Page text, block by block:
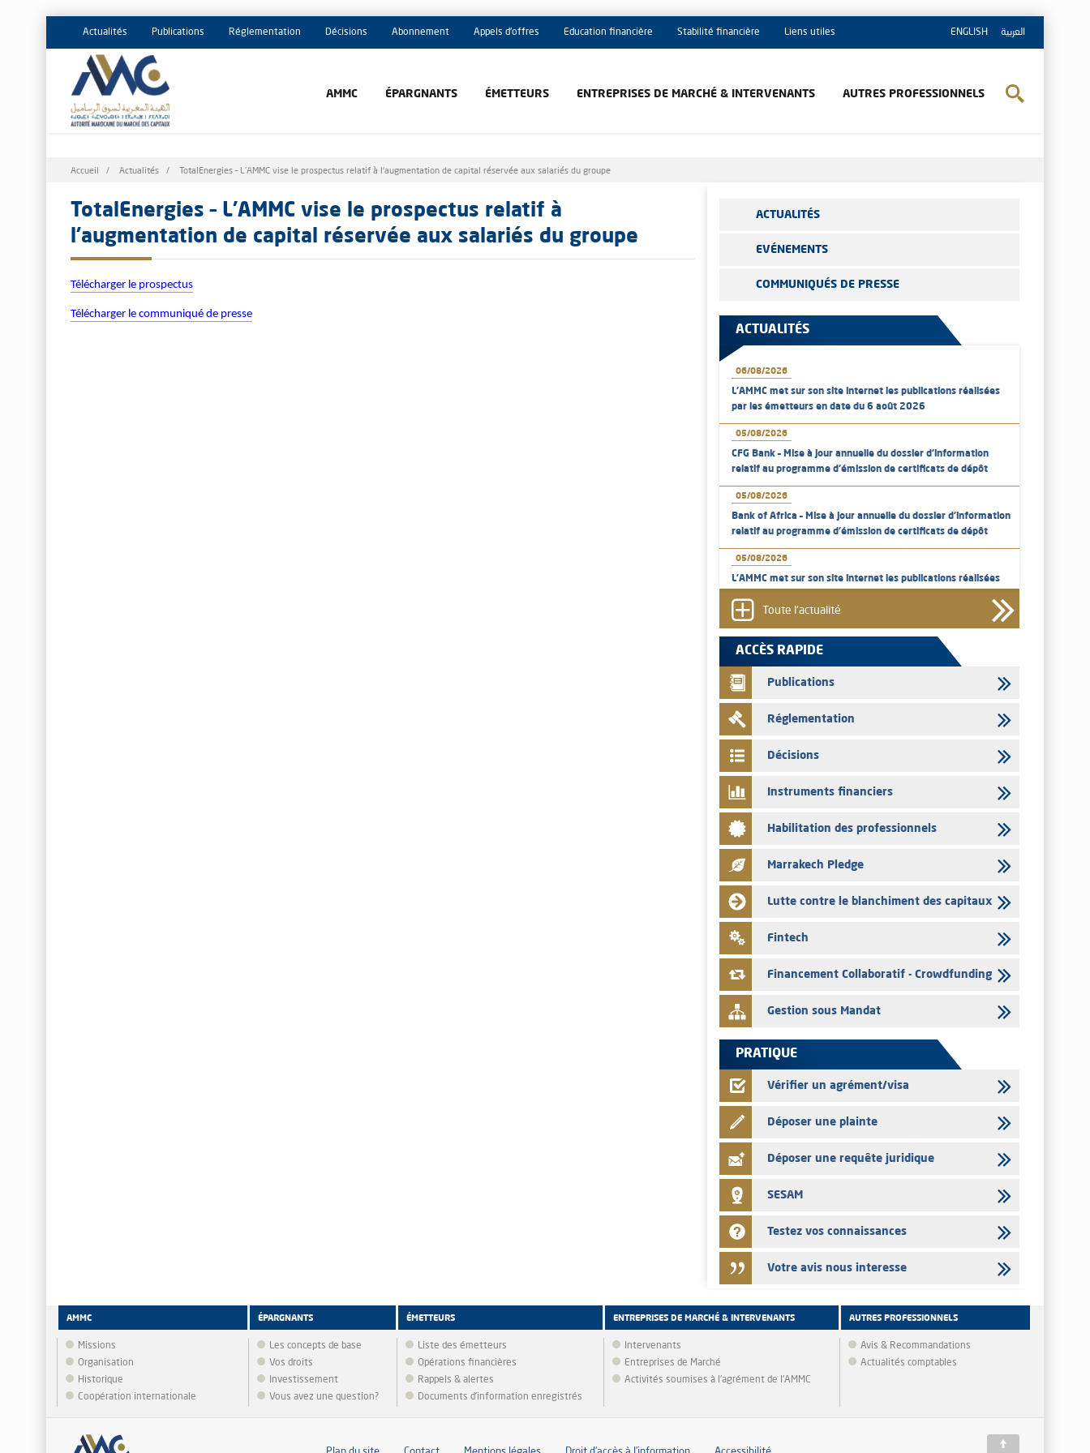
ENGLISH العربية Actualités Publications Réglementation Décisions Abonnement Appels d'offres Education financière Stabilité financière Liens utiles
AMMC ÉPARGNANTS ÉMETTEURS ENTREPRISES DE MARCHÉ & INTERVENANTS AUTRES PROFESSIONNELS
Fil
Accueil Actualités TotalEnergies – L’AMMC vise le prospectus relatif à l'augmentation de capital réservée aux salariés du groupe
TotalEnergies – L’AMMC vise le prospectus relatif à
l'augmentation de capital réservée aux salariés du groupe
Télécharger le prospectus
Télécharger le communiqué de presse
ACTUALITÉS
EVÉNEMENTS
COMMUNIQUÉS DE PRESSE
ACTUALITÉS
06/08/2026
L’AMMC met sur son site internet les publications réalisées
par les émetteurs en date du 6 août 2026
05/08/2026
CFG Bank – Mise à jour annuelle du dossier d’information
relatif au programme d'émission de certificats de dépôt
05/08/2026
Bank of Africa – Mise à jour annuelle du dossier d’information
relatif au programme d'émission de certificats de dépôt
05/08/2026
L’AMMC met sur son site internet les publications réalisées
04/08/2026
L’AMMC met sur son site internet les publications réalisées
par les émetteurs en date du 4 août 2026
03/08/2026
Saham Bank – Mise à jour annuelle du dossier d’information
relatif au programme d'émission de certificats de dépôt
L’AMMC met sur son site internet les publications réalisées
03/08/2026
Liste des agréments et visas d'OPCVM accordés par l'AMMC
pour le mois de juillet 2026
03/08/2026
L' AMMC publie les indicateurs mensuels du marché des
capitaux pour le mois de Juin 2026
31/07/2026
L’AMMC met sur son site internet les publications réalisées
par les émetteurs du 30 au 31 juillet 2026
Toute l'actualité
ACCÈS RAPIDE
Publications
Réglementation
Décisions
Instruments financiers
Habilitation des professionnels
Marrakech Pledge
Lutte contre le blanchiment des capitaux
Fintech
Financement Collaboratif - Crowdfunding
Gestion sous Mandat
PRATIQUE
Vérifier un agrément/visa
Déposer une plainte
Déposer une requête juridique
SESAM
Testez vos connaissances
Votre avis nous interesse
AMMC
Missions
Organisation
Historique
Coopération internationale
ÉPARGNANTS
Les concepts de base
Vos droits
Investissement
Vous avez une question?
ÉMETTEURS
Liste des émetteurs
Opérations financières
Rappels & alertes
Documents d’information enregistrés
ENTREPRISES DE MARCHÉ & INTERVENANTS
Intervenants
Entreprises de Marché
Activités soumises à l'agrément de l'AMMC
AUTRES PROFESSIONNELS
Avis & Recommandations
Actualités comptables